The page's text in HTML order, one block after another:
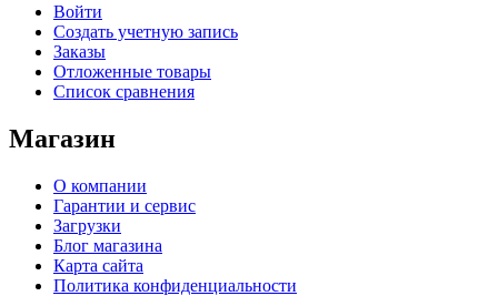
Войти
Создать учетную запись
Заказы
Отложенные товары
Список сравнения
Магазин
О компании
Гарантии и сервис
Загрузки
Блог магазина
Карта сайта
Политика конфиденциальности